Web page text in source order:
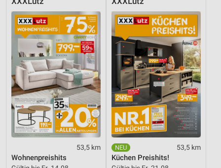
53,5 km
Wohnenpreishits
53,5 km
Küchen Preishits!